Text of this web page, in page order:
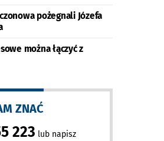
pożegnali Józefa
można łączyć z
ZNAĆ
223 lub napisz